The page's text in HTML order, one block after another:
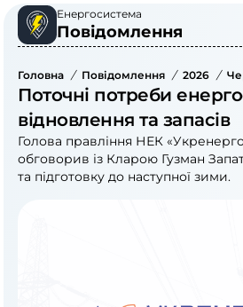
Енергосистема
Повідомлення
Головна / Повідомлення / 2026 /
Поточні потреби
відновлення та запасів
Голова правління НЕК
обговорив із Кларою Гузман
та підготовку до наступної зими.